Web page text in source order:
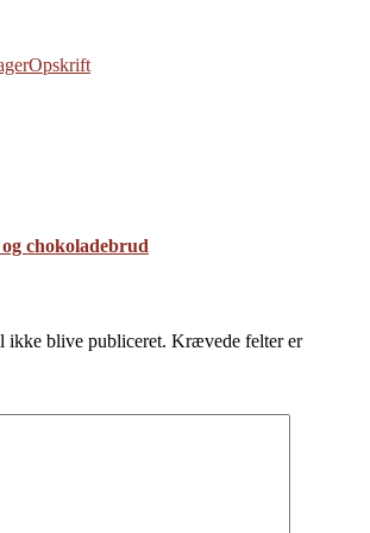
Opskrift
chokoladebrud
ikke blive publiceret. Krævede felter er